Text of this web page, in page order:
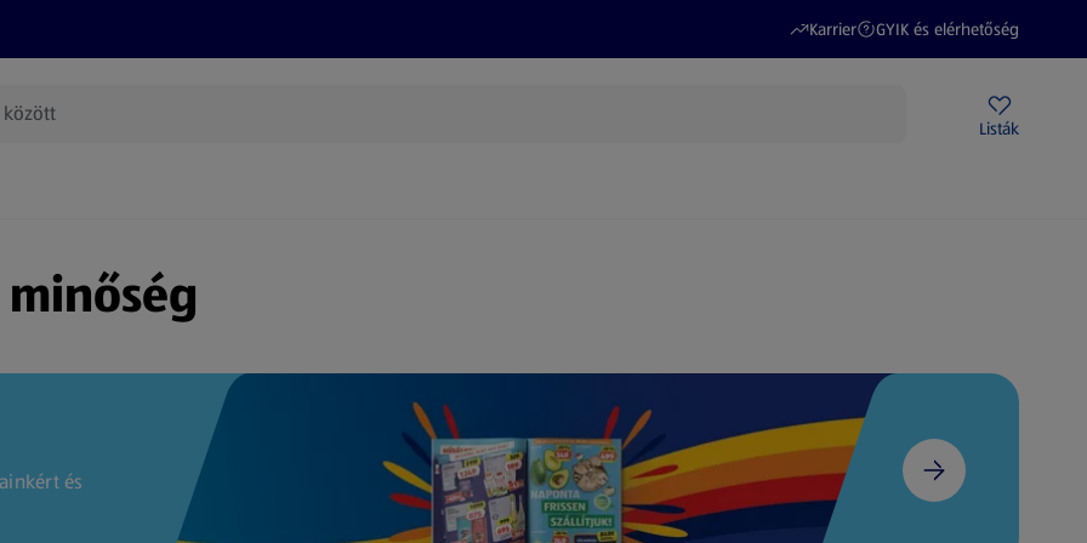
Karrier
(új oldalon nyílik meg)
GYIK és elérhetőség
(új oldalon nyílik meg)
Listák
és